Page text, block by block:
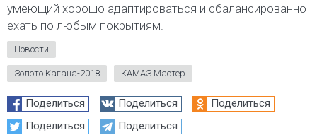
умеющий хорошо адаптироваться и сбалансированно
ехать по любым покрытиям.
Новости
Золото Кагана-2018 КАМАЗ Мастер
Поделиться Поделиться
Поделиться
Поделиться
Поделиться